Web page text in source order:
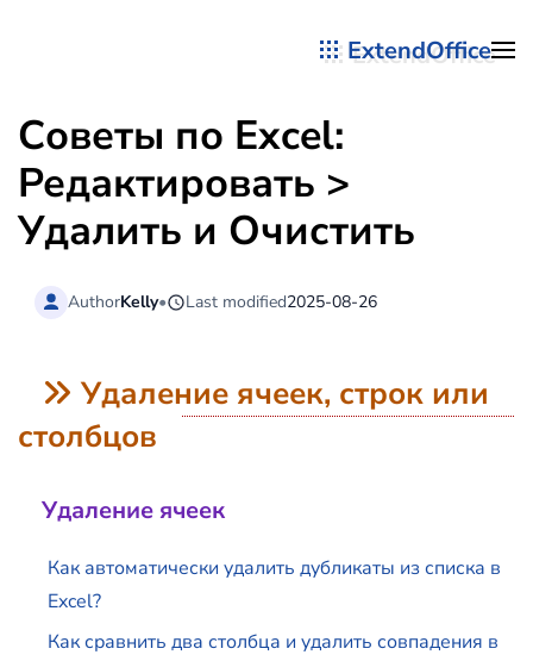
ExtendOffice
Советы по Excel:
Редактировать >
Удалить и Очистить
AuthorKelly• Last modified2025-08-26
Удаление ячеек, строк или
столбцов
Удаление ячеек
Как автоматически удалить дубликаты из списка в
Excel?
Как сравнить два столбца и удалить совпадения в